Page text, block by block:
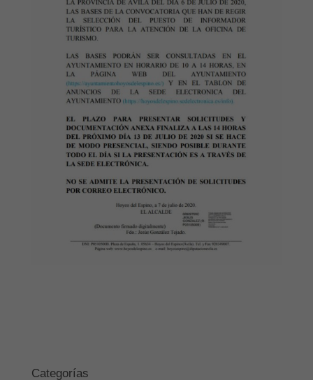
Categorías